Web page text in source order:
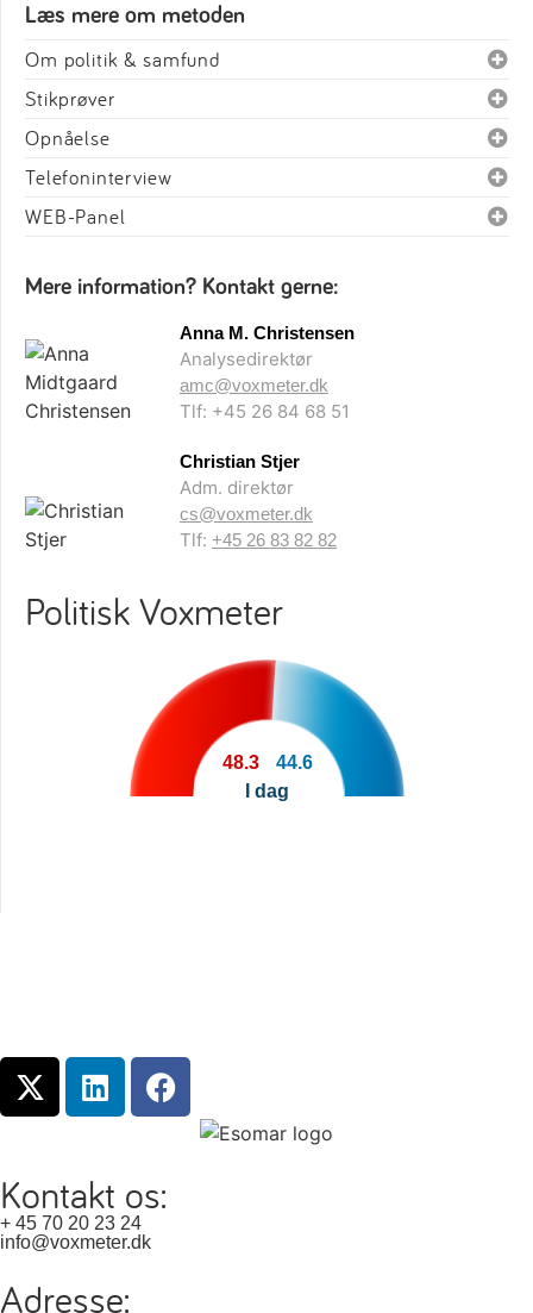
Læs mere om metoden
Om politik & samfund
Stikprøver
Opnåelse
Telefoninterview
WEB-Panel
Mere information? Kontakt gerne:
Anna M. Christensen
Analysedirektør
amc@voxmeter.dk
Tlf: +45 26 84 68 51
Christian Stjer
Adm. direktør
cs@voxmeter.dk
Tlf: +45 26 83 82 82
Politisk Voxmeter
48.3
44.6
I dag
Kontakt os:
+ 45 70 20 23 24
info@voxmeter.dk
Adresse: